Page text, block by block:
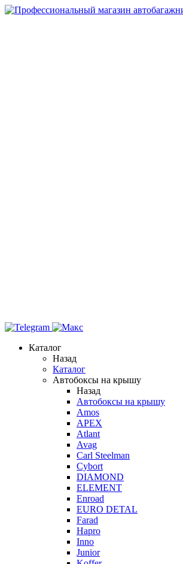
Каталог
Назад
Каталог
Автобоксы на крышу
Назад
Автобоксы на крышу
Amos
APEX
Atlant
Avag
Carl Steelman
Cybort
DIAMOND
ELEMENT
Enroad
EURO DETAL
Farad
Hapro
Inno
Junior